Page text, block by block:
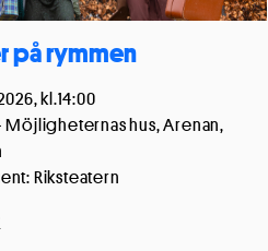
cookies
på rymmen
kl.14:00
Möjligheternas hus, Arenan,
Riksteatern